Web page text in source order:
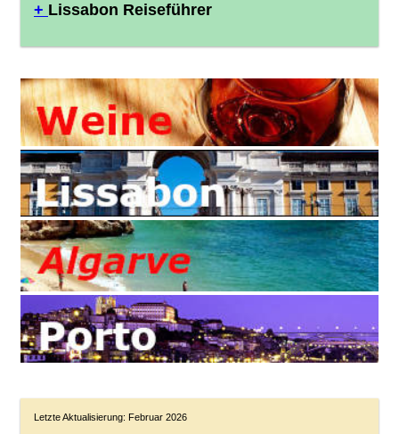
+ Lissabon Reiseführer
Letzte Aktualisierung: Februar 2026